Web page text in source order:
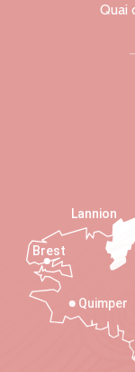
Quai
Quimper
Lannion
Brest